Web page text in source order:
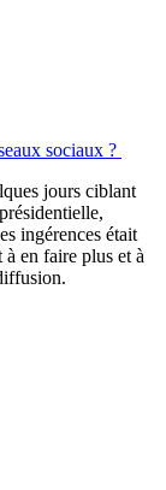
sociaux ?
jours ciblant
ingérences était
en faire plus et à